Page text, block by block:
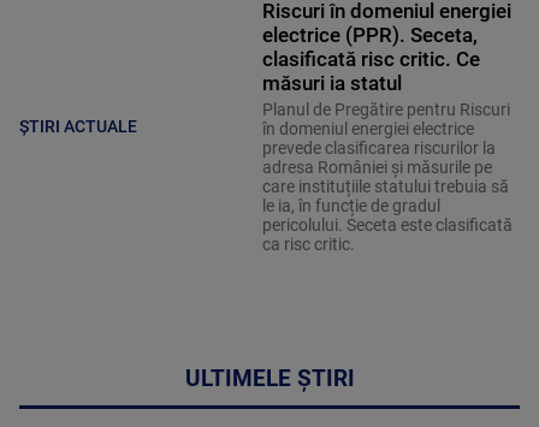
ȘTIRI ACTUALE
Riscuri în domeniul energiei
electrice (PPR). Seceta,
clasificată risc critic. Ce
măsuri ia statul
Planul de Pregătire pentru Riscuri
în domeniul energiei electrice
prevede clasificarea riscurilor la
adresa României și măsurile pe
care instituțiile statului trebuia să
le ia, în funcție de gradul
pericolului. Seceta este clasificată
ca risc critic.
ULTIMELE ȘTIRI